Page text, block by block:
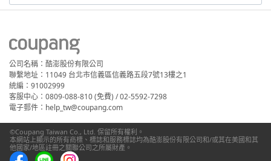
公司名稱：酷澎股份有限公司
聯繫地址：11049 台北市信義區信義路五段7號13樓之1
統編：91002999
客服中心：0809-088-810 (免費) / 02-5592-7298
電子郵件：help_tw@coupang.com
©Coupang Taiwan Co., Ltd. 保留所有權利。
本網站上顯示的所有商標、標誌和服務標誌均為酷澎股份有限公司和/或其在美國和其
他國家/地區註冊之關聯公司之所屬財產。